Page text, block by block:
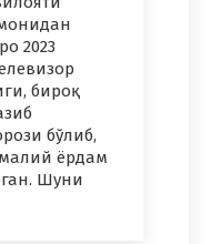
2023
бироқ
бўлиб,
ёрдам
Шуни